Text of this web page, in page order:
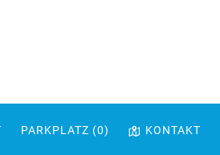
PARKPLATZ (0) KONTAKT